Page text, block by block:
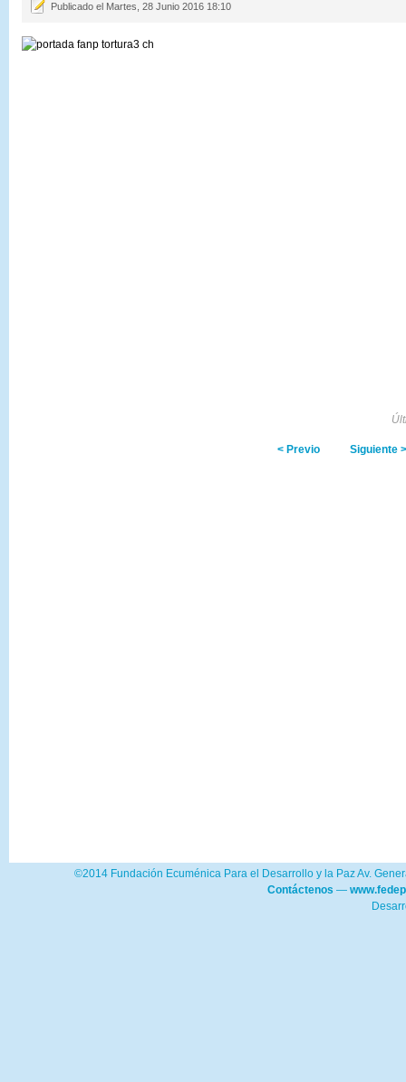
Publicado el Martes, 28 Junio 2016 18:10
< Previo Siguiente >
©2014 Fundación Ecuménica Para el Desarrollo y la Paz Av.
Contáctenos —